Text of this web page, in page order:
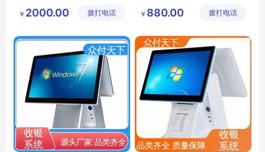
福利彩票机
营有限公
￥ 2000.00 拨打电话
饭卡消费一体机
ic卡充值消费售饭机
有限公司
￥ 880.00 拨打电话